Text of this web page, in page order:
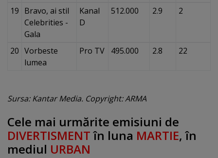
19 Bravo, ai stil
Celebrities -
Gala
Kanal
D
512.000 2.9 2
20 Vorbeste
lumea
Pro TV 495.000 2.8 22
Sursa: Kantar Media. Copyright: ARMA
Cele mai urmărite emisiuni de
DIVERTISMENTîn luna MARTIE, în
mediul URBAN